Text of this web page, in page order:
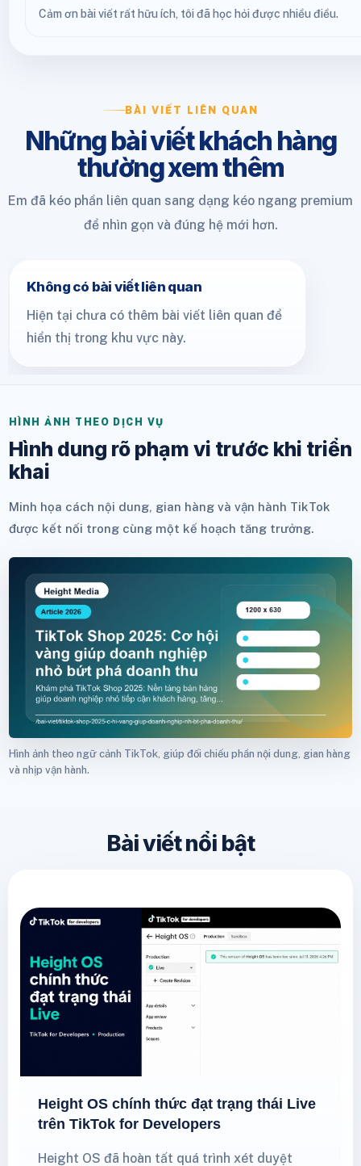
Cảm ơn bài viết rất hữu ích, tôi đã học hỏi được nhiều điều.
BÀI VIẾT LIÊN QUAN
Những bài viết khách hàng
thường xem thêm
Em đã kéo phần liên quan sang dạng kéo ngang premium
để nhìn gọn và đúng hệ mới hơn.
Không có bài viết liên quan
Hiện tại chưa có thêm bài viết liên quan để
hiển thị trong khu vực này.
HÌNH ẢNH THEO DỊCH VỤ
Hình dung rõ phạm vi trước khi triển
khai
Minh họa cách nội dung, gian hàng và vận hành TikTok
được kết nối trong cùng một kế hoạch tăng trưởng.
Hình ảnh theo ngữ cảnh TikTok, giúp đối chiếu phần nội dung, gian hàng
và nhịp vận hành.
Bài viết nổi bật
Height OS chính thức đạt trạng thái Live
trên TikTok for Developers
Height OS đã hoàn tất quá trình xét duyệt